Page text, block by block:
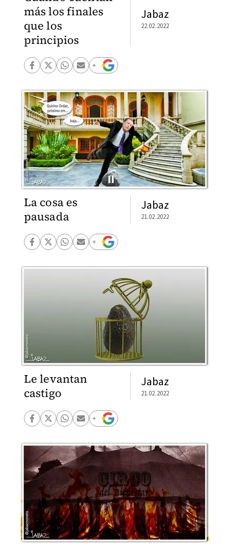
más los finales
que los
principios
Jabaz
22.02.2022
La cosa es
pausada
Jabaz
21.02.2022
Le levantan
castigo
Jabaz
21.02.2022